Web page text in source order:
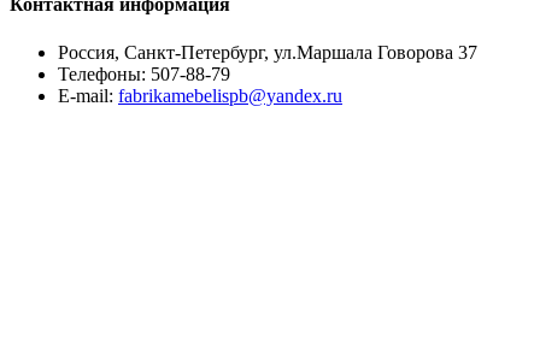
Контактная информация
Россия, Санкт-Петербург, ул.Маршала Говорова 37
Телефоны: 507-88-79
E-mail: fabrikamebelispb@yandex.ru